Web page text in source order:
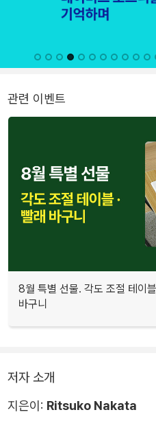
관련 이벤트
8월 특별 선물. 각도 조절 테이
바구니
저자 소개
지은이: Ritsuko Nakata